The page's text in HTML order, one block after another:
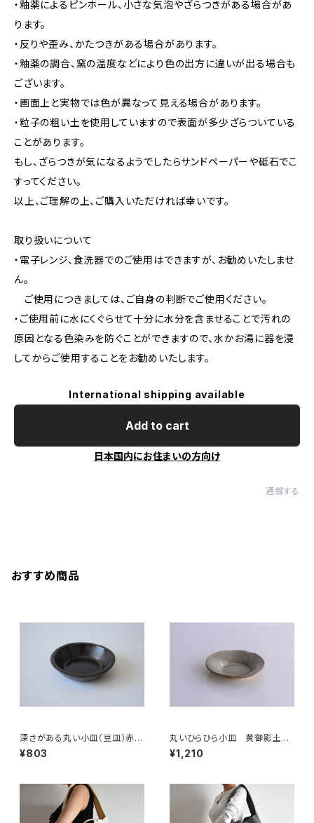
・釉薬によるピンホール、小さな気泡やざらつきがある場合があ
ります。
・反りや歪み、かたつきがある場合があります。
・釉薬の調合、窯の温度などにより色の出方に違いが出る場合も
ございます。
・画面上と実物では色が異なって見える場合があります。
・粒子の粗い土を使用していますので表面が多少ざらついている
ことがあります。
もし、ざらつきが気になるようでしたらサンドペーパーや砥石でこ
すってください。
以上、ご理解の上、ご購入いただければ幸いです。
取り扱いについて
・電子レンジ、食洗器でのご使用はできますが、お勧めいたしませ
ん。
ご使用につきましては、ご自身の判断でご使用ください。
・ご使用前に水にくぐらせて十分に水分を含ませることで汚れの
原因となる色染みを防ぐことができますので、水かお湯に器を浸
してからご使用することをお勧めいたします。
International shipping available
Add to cart
日本国内にお住まいの方向け
通報する
おすすめ商品
深さがある丸い小皿（豆皿）赤土
×錆釉
¥803
丸いひらひら小皿 黄御影土×
白鼠結晶釉
¥1,210